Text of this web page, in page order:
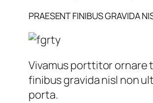
PRAESENT FINIBUS GRAVIDA
Vivamus porttitor ornare
finibus gravida nisl non
porta.